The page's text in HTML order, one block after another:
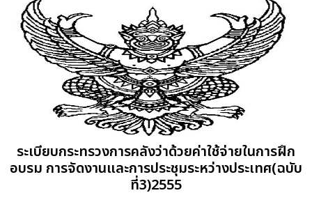
ระเบียบกระทรวงการคลังว่าด้วยค่าใช้จ่ายในการฝึก
อบรม การจัดงานและการประชุมระหว่างประเทศ(ฉบับ
ที่3)2555